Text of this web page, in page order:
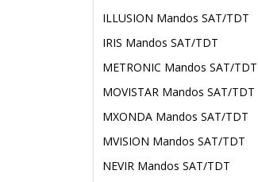
ILLUSION Mandos SAT/TDT
IRIS Mandos SAT/TDT
METRONIC Mandos SAT/TDT
MOVISTAR Mandos SAT/TDT
MXONDA Mandos SAT/TDT
MVISION Mandos SAT/TDT
NEVIR Mandos SAT/TDT